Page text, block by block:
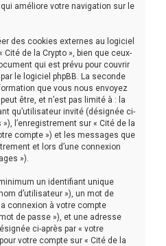
améliore votre navigation sur le
des cookies externes au logiciel
de la Crypto », bien que ceux-
qui est prévu pour couvrir
le logiciel phpBB. La seconde
que vous nous envoyez
être, et n’est pas limité à : la
qu’utilisateur invité (désignée ci-
l’enregistrement sur « Cité de la
compte ») et les messages que
et lors d’une connexion
»).
un identifiant unique
d’utilisateur »), un mot de
connexion à votre compte
de passe »), et une adresse
ci-après par « votre
votre compte sur « Cité de la